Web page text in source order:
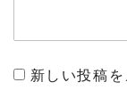
新しい投稿